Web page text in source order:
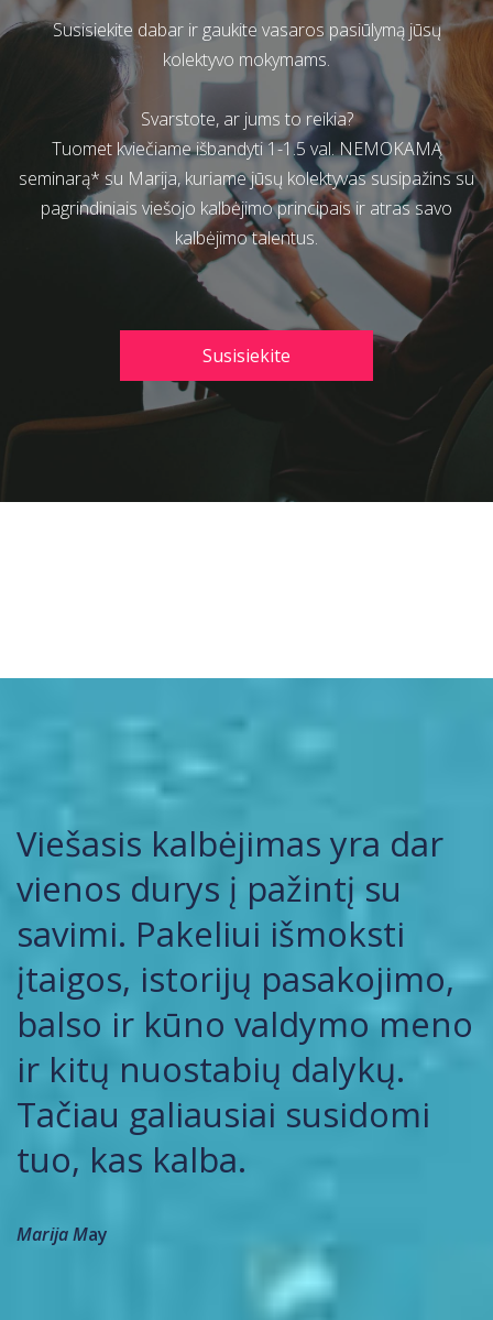
Susisiekite dabar ir gaukite vasaros pasiūlymą jūsų
kolektyvo mokymams.
Svarstote, ar jums to reikia?
Tuomet kviečiame išbandyti 1-1.5 val. NEMOKAMĄ
seminarą* su Marija, kuriame jūsų kolektyvas susipažins su
pagrindiniais viešojo kalbėjimo principais ir atras savo
kalbėjimo talentus.
Susisiekite
Viešasis kalbėjimas yra dar
vienos durys į pažintį su
savimi. Pakeliui išmoksti
įtaigos, istorijų pasakojimo,
balso ir kūno valdymo meno
ir kitų nuostabių dalykų.
Tačiau galiausiai susidomi
tuo, kas kalba.
Marija May